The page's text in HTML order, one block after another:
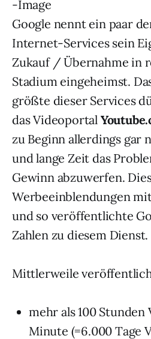
Google nennt ein paar
Internet-Services sein
Zukauf / Übernahme in
Stadium eingeheimst.
größte dieser Services
das Videoportal
zu Beginn allerdings gar
und lange Zeit das
Gewinn abzuwerfen.
Werbeeinblendungen
und so veröffentlichte
Zahlen zu diesem Dienst.
Mittlerweile
mehr als 100
Minute (=6.000 Tage